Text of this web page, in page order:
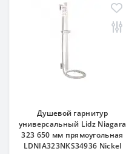
Душевой гарнитур
универсальный Lidz Niagara
323 650 мм прямоугольная
LDNIA323NKS34936 Nickel